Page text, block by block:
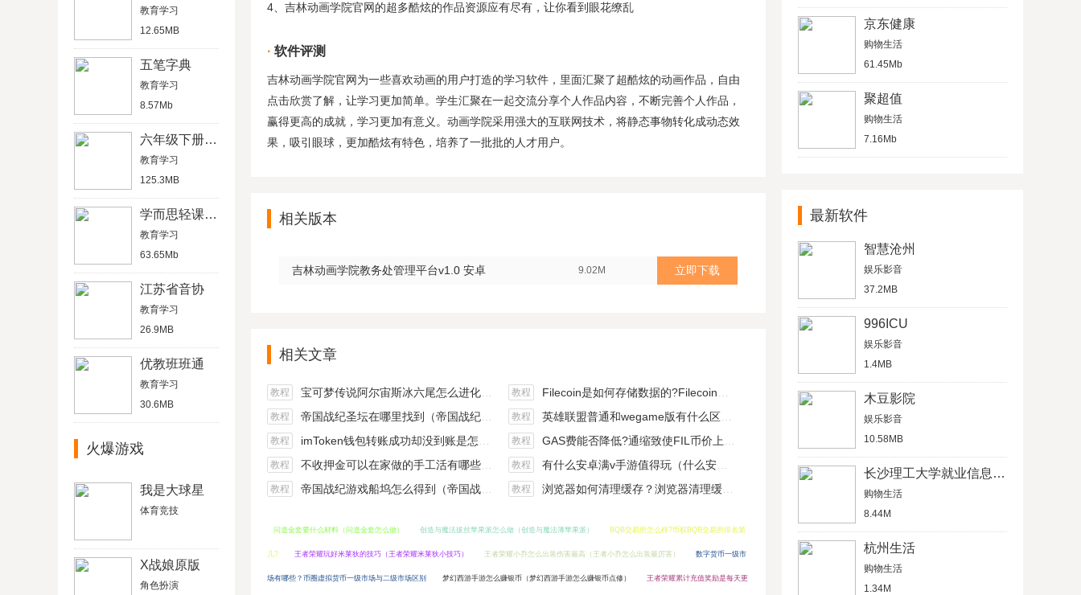
教育学习
12.65MB
五笔字典
教育学习
8.57Mb
六年级下册英语书人教版电子书
教育学习
125.3MB
学而思轻课平板破解版
教育学习
63.65Mb
江苏省音协
教育学习
26.9MB
优教班班通
教育学习
30.6MB
火爆游戏
我是大球星
体育竞技
X战娘原版
角色扮演
4、吉林动画学院官网的超多酷炫的作品资源应有尽有，让你看到眼花缭乱
软件评测
吉林动画学院官网为一些喜欢动画的用户打造的学习软件，里面汇聚了超酷炫的动画作品，自由
点击欣赏了解，让学习更加简单。学生汇聚在一起交流分享个人作品内容，不断完善个人作品，
赢得更高的成就，学习更加有意义。动画学院采用强大的互联网技术，将静态事物转化成动态效
果，吸引眼球，更加酷炫有特色，培养了一批批的人才用户。
相关版本
吉林动画学院教务处管理平台v1.0 安卓 9.02M 立即下载
相关文章
教程 宝可梦传说阿尔宙斯冰六尾怎么进化（宝可梦冰六尾怎么得） 教程 Filecoin是如何存储数据的?Filecoin的价值体现和未来前景分析
教程 帝国战纪圣坛在哪里找到（帝国战纪游戏攻略） 教程 英雄联盟普通和wegame版有什么区别（英雄联盟wegame版和英雄联盟）
教程 imToken钱包转账成功却没到账是怎么回事? 教程 GAS费能否降低?通缩致使FIL币价上涨,近看1000U
教程 不收押金可以在家做的手工活有哪些？四个可以操作的小项目真是可靠 教程 有什么安卓满v手游值得玩（什么安卓手游好玩）
教程 帝国战纪游戏船坞怎么得到（帝国战纪战役攻略） 教程 浏览器如何清理缓存？浏览器清理缓存快捷键
问道金套要什么材料（问道金套怎么做） 创造与魔法拔丝苹果派怎么做（创造与魔法薄苹果派） BQB交易所怎么样?币权BQB交易所排名第
几? 王者荣耀玩好米莱狄的技巧（王者荣耀米莱狄小技巧） 王者荣耀小乔怎么出装伤害最高（王者小乔怎么出装最厉害） 数字货币一级市
场有哪些？币圈虚拟货币一级市场与二级市场区别 梦幻西游手游怎么赚银币（梦幻西游手游怎么赚银币点修） 王者荣耀累计充值奖励是每天更
京东健康
购物生活
61.45Mb
聚超值
购物生活
7.16Mb
最新软件
智慧沧州
娱乐影音
37.2MB
996ICU
娱乐影音
1.4MB
木豆影院
娱乐影音
10.58MB
长沙理工大学就业信息网学生信息管理平台
购物生活
8.44M
杭州生活
购物生活
1.34M